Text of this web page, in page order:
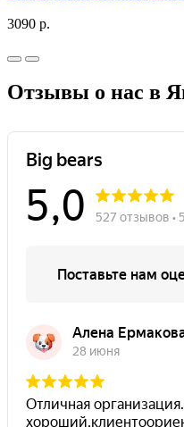
3090 р.
Отзывы о нас в